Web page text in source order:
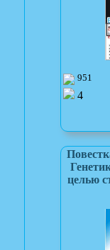
951
4
целью